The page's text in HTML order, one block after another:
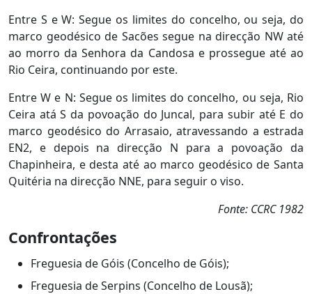
Entre S e W: Segue os limites do concelho, ou seja, do
marco geodésico de Sacões segue na direcção NW até
ao morro da Senhora da Candosa e prossegue até ao
Rio Ceira, continuando por este.
Entre W e N: Segue os limites do concelho, ou seja, Rio
Ceira atá S da povoação do Juncal, para subir até E do
marco geodésico do Arrasaio, atravessando a estrada
EN2, e depois na direcção N para a povoação da
Chapinheira, e desta até ao marco geodésico de Santa
Quitéria na direcção NNE, para seguir o viso.
Fonte: CCRC 1982
Confrontações
Freguesia de Góis (Concelho de Góis);
Freguesia de Serpins (Concelho de Lousã);